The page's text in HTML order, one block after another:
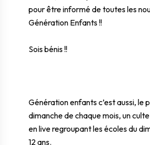
pour être informé de toutes les
Génération Enfants !!
Sois bénis !!
Génération enfants c’est aussi, le
dimanche de chaque mois, un
en live regroupant les écoles du
12 ans.